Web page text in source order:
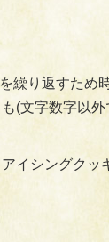
を繰り返すため
も(文字数字以
アイシングクッ